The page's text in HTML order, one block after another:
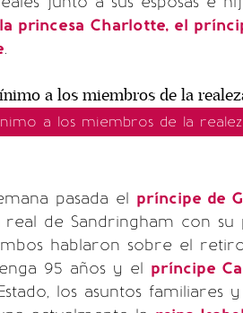
princesa Charlotte, el
.
a los miembros de la
pasada el príncipe de
de Sandringham con su
hablaron sobre el
95 años y el príncipe
los asuntos familiares y